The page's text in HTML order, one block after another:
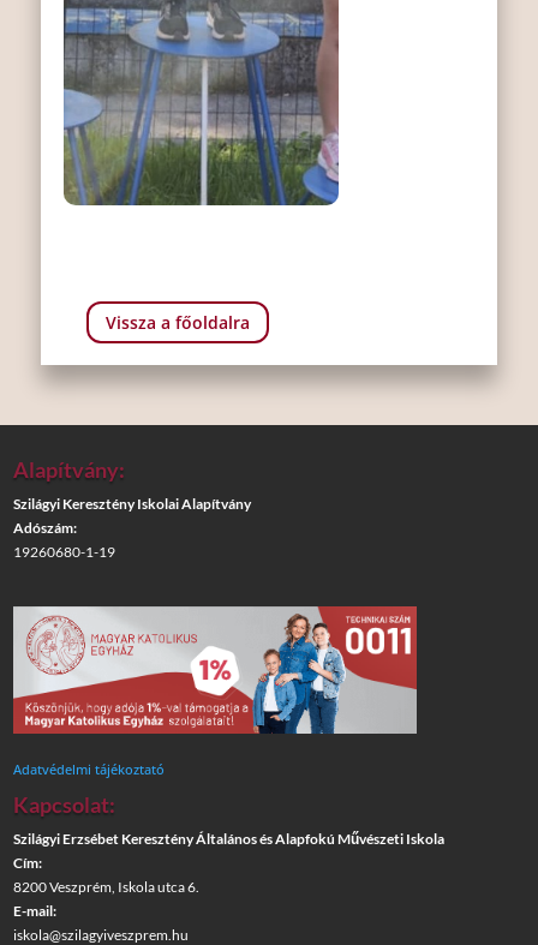
Vissza a főoldalra
Alapítvány:
Szilágyi Keresztény Iskolai Alapítvány
Adószám:
19260680-1-19
Adatvédelmi tájékoztató
Kapcsolat:
Szilágyi Erzsébet Keresztény Általános és Alapfokú Művészeti Iskola
Cím:
8200 Veszprém, Iskola utca 6.
E-mail:
iskola@szilagyiveszprem.hu